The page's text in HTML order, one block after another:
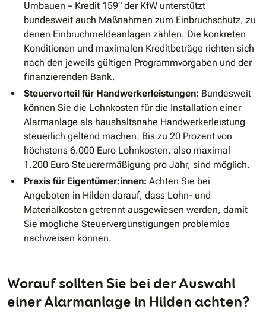
Umbauen – Kredit 159“ der KfW unterstützt
bundesweit auch Maßnahmen zum Einbruchschutz, zu
denen Einbruchmeldeanlagen zählen. Die konkreten
Konditionen und maximalen Kreditbeträge richten sich
nach den jeweils gültigen Programmvorgaben und der
finanzierenden Bank.
Steuervorteil für Handwerkerleistungen: Bundesweit
können Sie die Lohnkosten für die Installation einer
Alarmanlage als haushaltsnahe Handwerkerleistung
steuerlich geltend machen. Bis zu 20 Prozent von
höchstens 6.000 Euro Lohnkosten, also maximal
1.200 Euro Steuerermäßigung pro Jahr, sind möglich.
Praxis für Eigentümer:innen: Achten Sie bei
Angeboten in Hilden darauf, dass Lohn- und
Materialkosten getrennt ausgewiesen werden, damit
Sie mögliche Steuervergünstigungen problemlos
nachweisen können.
Worauf sollten Sie bei der Auswahl
einer Alarmanlage in Hilden achten?